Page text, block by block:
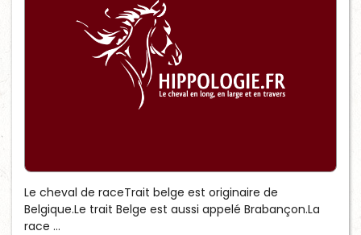
Le cheval de raceTrait belge est originaire de
Belgique.Le trait Belge est aussi appelé Brabançon.La
race ...